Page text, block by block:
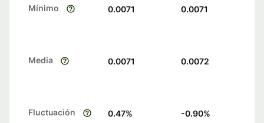
Mínimo 0.0071 0.0071
Media 0.0071 0.0072
Fluctuación 0.47% -0.90%